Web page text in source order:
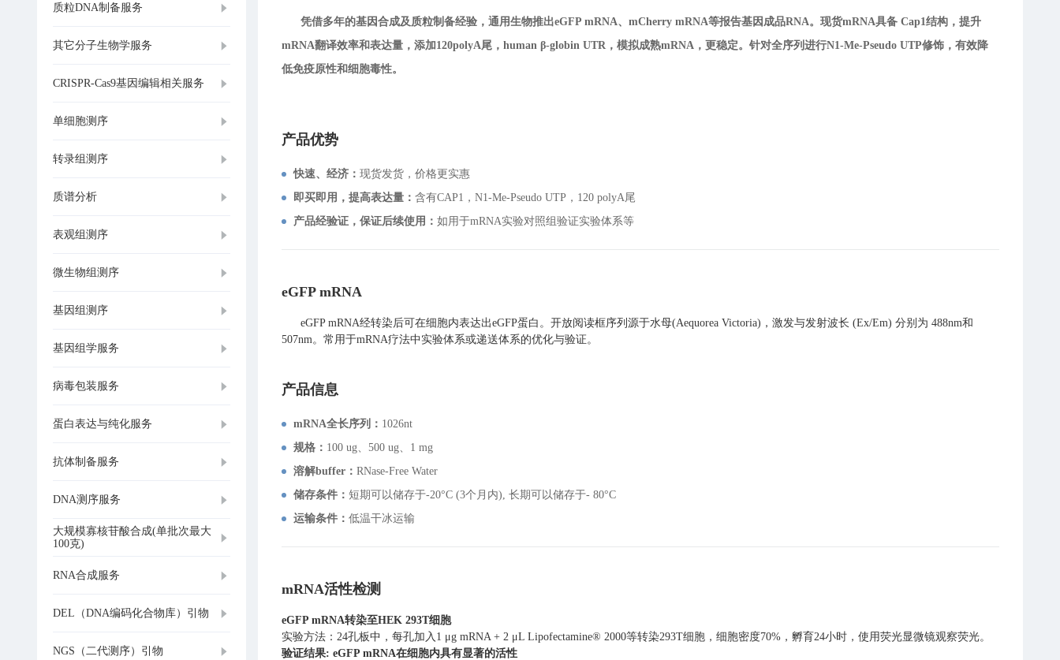
质粒DNA制备服务
其它分子生物学服务
CRISPR-Cas9基因编辑相关服务
单细胞测序
转录组测序
质谱分析
表观组测序
微生物组测序
基因组测序
基因组学服务
病毒包装服务
蛋白表达与纯化服务
抗体制备服务
DNA测序服务
大规模寡核苷酸合成(单批次最大
100克)
RNA合成服务
DEL（DNA编码化合物库）引物
NGS（二代测序）引物
凭借多年的基因合成及质粒制备经验，通用生物推出eGFP mRNA、mCherry mRNA等报告基因成品RNA。现货mRNA具备 Cap1结构，提升
mRNA翻译效率和表达量，添加120polyA尾，human β-globin UTR，模拟成熟mRNA，更稳定。针对全序列进行N1-Me-Pseudo UTP修饰，有效降
低免疫原性和细胞毒性。
产品优势
快速、经济： 现货发货，价格更实惠
即买即用，提高表达量： 含有CAP1，N1-Me-Pseudo UTP，120 polyA尾
产品经验证，保证后续使用： 如用于mRNA实验对照组验证实验体系等
eGFP mRNA
eGFP mRNA经转染后可在细胞内表达出eGFP蛋白。开放阅读框序列源于水母(Aequorea Victoria)，激发与发射波长 (Ex/Em) 分别为 488nm和
507nm。常用于mRNA疗法中实验体系或递送体系的优化与验证。
产品信息
mRNA全长序列： 1026nt
规格： 100 ug、500 ug、1 mg
溶解buffer： RNase-Free Water
储存条件： 短期可以储存于-20°C (3个月内), 长期可以储存于- 80°C
运输条件： 低温干冰运输
mRNA活性检测
eGFP mRNA转染至HEK 293T细胞
实验方法：24孔板中，每孔加入1 μg mRNA + 2 μL Lipofectamine® 2000等转染293T细胞，细胞密度70%，孵育24小时，使用荧光显微镜观察荧光。
验证结果: eGFP mRNA在细胞内具有显著的活性